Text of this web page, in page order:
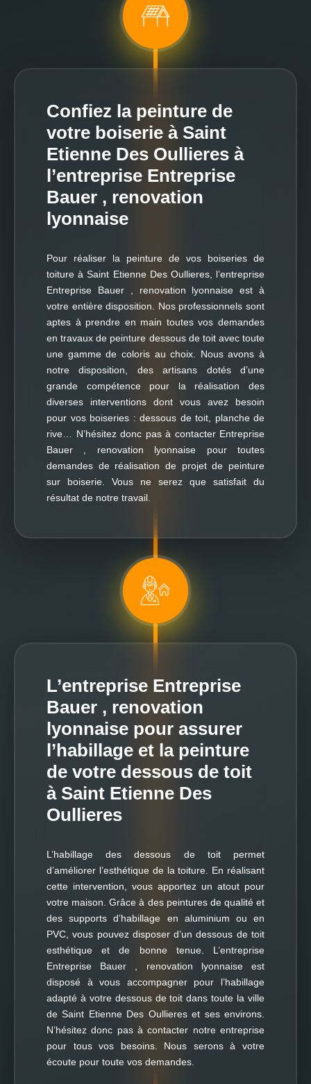
Confiez la peinture de
votre boiserie à Saint
Etienne Des Oullieres à
l’entreprise Entreprise
Bauer , renovation
lyonnaise
Pour réaliser la peinture de vos boiseries de
toiture à Saint Etienne Des Oullieres, l’entreprise
Entreprise Bauer , renovation lyonnaise est à
votre entière disposition. Nos professionnels sont
aptes à prendre en main toutes vos demandes
en travaux de peinture dessous de toit avec toute
une gamme de coloris au choix. Nous avons à
notre disposition, des artisans dotés d’une
grande compétence pour la réalisation des
diverses interventions dont vous avez besoin
pour vos boiseries : dessous de toit, planche de
rive… N’hésitez donc pas à contacter Entreprise
Bauer , renovation lyonnaise pour toutes
demandes de réalisation de projet de peinture
sur boiserie. Vous ne serez que satisfait du
résultat de notre travail.
L’entreprise Entreprise
Bauer , renovation
lyonnaise pour assurer
l’habillage et la peinture
de votre dessous de toit
à Saint Etienne Des
Oullieres
L’habillage des dessous de toit permet
d’améliorer l’esthétique de la toiture. En réalisant
cette intervention, vous apportez un atout pour
votre maison. Grâce à des peintures de qualité et
des supports d’habillage en aluminium ou en
PVC, vous pouvez disposer d’un dessous de toit
esthétique et de bonne tenue. L’entreprise
Entreprise Bauer , renovation lyonnaise est
disposé à vous accompagner pour l’habillage
adapté à votre dessous de toit dans toute la ville
de Saint Etienne Des Oullieres et ses environs.
N’hésitez donc pas à contacter notre entreprise
pour tous vos besoins. Nous serons à votre
écoute pour toute vos demandes.